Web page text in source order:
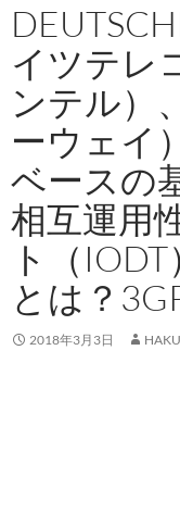
イツテレ
ンテル）
ーウェイ
ベースの
相互運用
ト（
とは？
2018年3月3日